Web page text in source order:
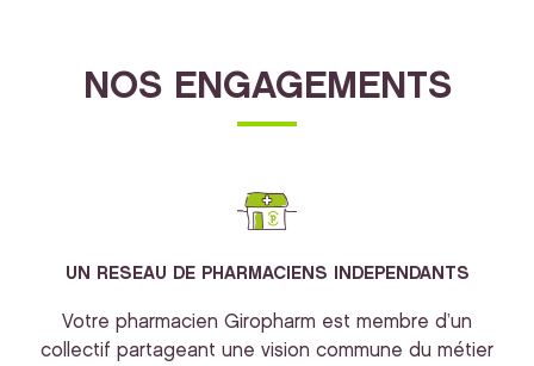
NOS ENGAGEMENTS
UN RESEAU DE PHARMACIENS INDEPENDANTS
Votre pharmacien Giropharm est membre d’un
collectif partageant une vision commune du métier